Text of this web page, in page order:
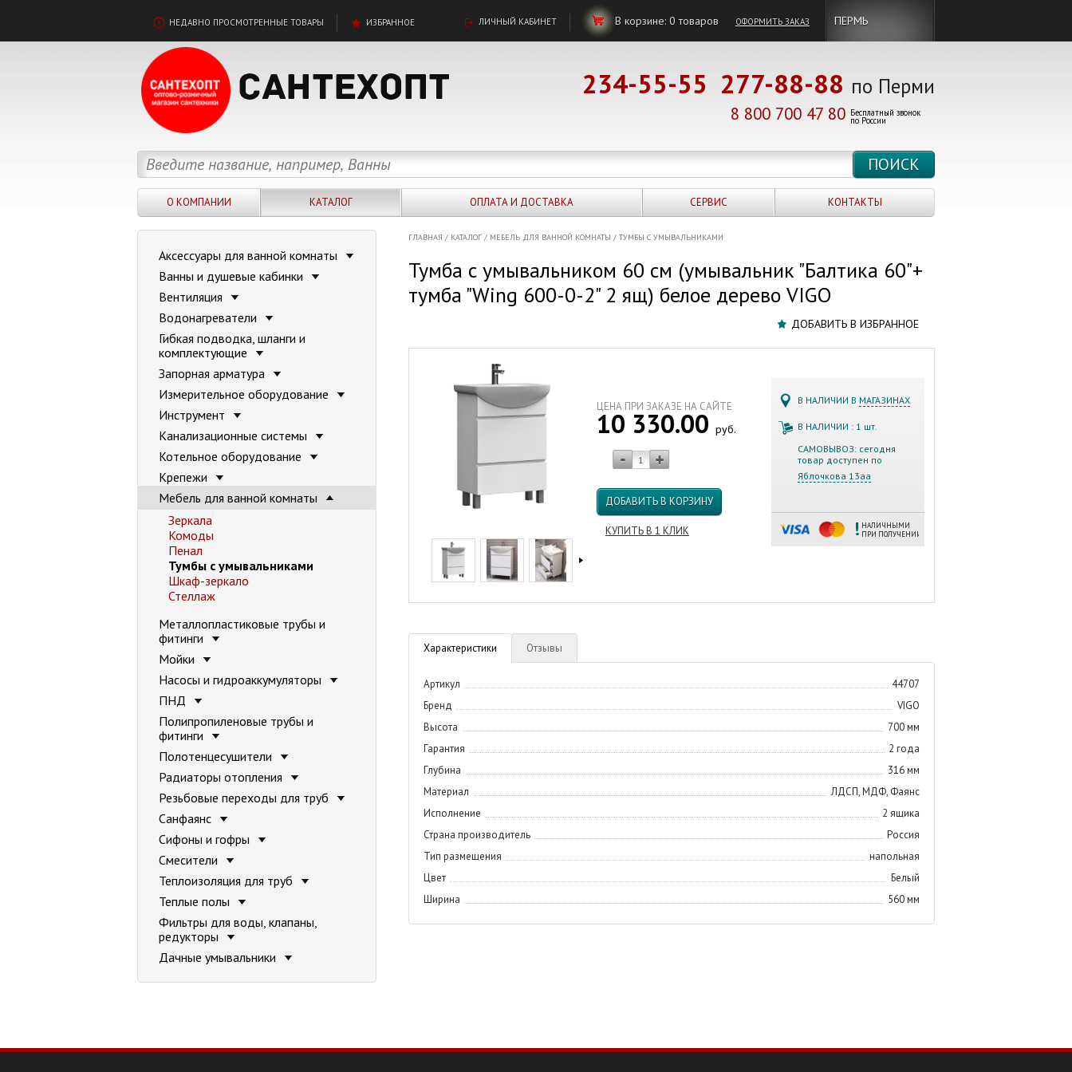
НЕДАВНО ПРОСМОТРЕННЫЕ ТОВАРЫ ИЗБРАННОЕ ЛИЧНЫЙ КАБИНЕТ В корзине: 0товаров ОФОРМИТЬ ЗАКАЗ ПЕРМЬ
234-55-55 277-88-88 по Перми
8 800 700 47 80 Бесплатный звонок
по России
О КОМПАНИИ КАТАЛОГ ОПЛАТА И ДОСТАВКА СЕРВИС КОНТАКТЫ
ГЛАВНАЯ / КАТАЛОГ / МЕБЕЛЬ ДЛЯ ВАННОЙ КОМНАТЫ / ТУМБЫ С УМЫВАЛЬНИКАМИ
Тумба с умывальником 60 см (умывальник "Балтика 60"+
тумба "Wing 600-0-2" 2 ящ) белое дерево VIGO
ДОБАВИТЬ В ИЗБРАННОЕ
В НАЛИЧИИ В МАГАЗИНАХ
В НАЛИЧИИ : 1 шт.
САМОВЫВОЗ: сегодня
товар доступен по
Яблочкова 13аа
НАЛИЧНЫМИ
ПРИ ПОЛУЧЕНИИ
ЦЕНА ПРИ ЗАКАЗЕ НА САЙТЕ
10 330.00 руб.
ДОБАВИТЬ В КОРЗИНУ
КУПИТЬ В 1 КЛИК
Характеристики Отзывы
Артикул
44707
Бренд
VIGO
Высота
700 мм
Гарантия
2 года
Глубина
316 мм
Материал
ЛДСП, МДФ, Фаянс
Исполнение
2 ящика
Страна производитель
Россия
Тип размещения
напольная
Цвет
Белый
Ширина
560 мм
Аксессуары для ванной комнаты
Ванны и душевые кабинки
Вентиляция
Водонагреватели
Гибкая подводка, шланги и
комплектующие
Запорная арматура
Измерительное оборудование
Инструмент
Канализационные системы
Котельное оборудование
Крепежи
Мебель для ванной комнаты
Зеркала
Комоды
Пенал
Тумбы с умывальниками
Шкаф-зеркало
Стеллаж
Металлопластиковые трубы и
фитинги
Мойки
Насосы и гидроаккумуляторы
ПНД
Полипропиленовые трубы и
фитинги
Полотенцесушители
Радиаторы отопления
Резьбовые переходы для труб
Санфаянс
Сифоны и гофры
Смесители
Теплоизоляция для труб
Теплые полы
Фильтры для воды, клапаны,
редукторы
Дачные умывальники